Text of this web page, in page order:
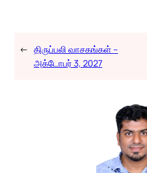
← திருப்பலி வாசகங்கள் –
அக்டோபர் 3, 2027